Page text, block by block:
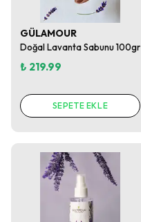
GÜLAMOUR
Doğal Lavanta Sabunu 100gr
₺ 219.99
SEPETE EKLE